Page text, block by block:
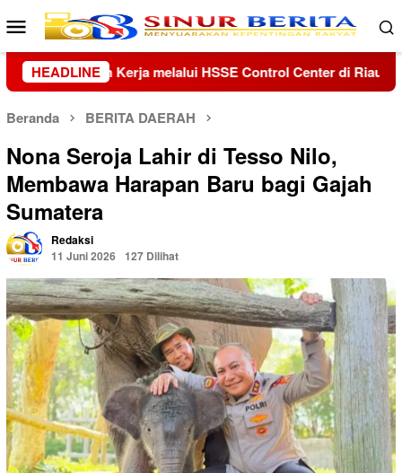
Loncat
ke
konten
Menu
Mobile
HEADLINE
Center di Riau dan Kepri Kolaborasi Lanud
Beranda BERITA DAERAH
Nona Seroja Lahir di Tesso Nilo,
Membawa Harapan Baru bagi Gajah
Sumatera
Redaksi
11 Juni 2026
127 Dilihat